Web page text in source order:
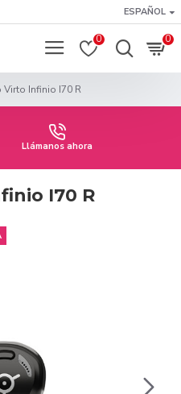
ESPAÑOL
0 0
Infinio I70 R
Llámanos ahora
I70 R